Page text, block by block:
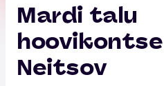
Mardi talu
Neitsov